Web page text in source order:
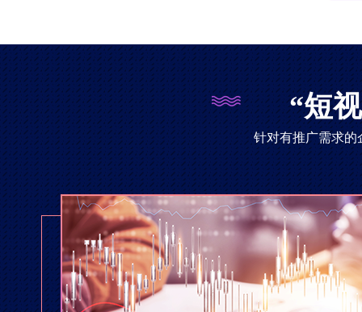
“短
针对有推广需求的